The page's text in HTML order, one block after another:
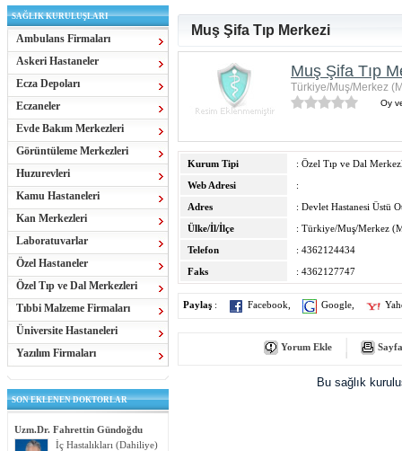
SAĞLIK KURULUŞLARI
Ambulans Firmaları
Askeri Hastaneler
Ecza Depoları
Eczaneler
Evde Bakım Merkezleri
Görüntüleme Merkezleri
Huzurevleri
Kamu Hastaneleri
Kan Merkezleri
Laboratuvarlar
Özel Hastaneler
Özel Tıp ve Dal Merkezleri
Tıbbi Malzeme Firmaları
Üniversite Hastaneleri
Yazılım Firmaları
SON EKLENEN DOKTORLAR
Uzm.Dr. Fahrettin Gündoğdu
İç Hastalıkları (Dahiliye)
Muş Şifa Tıp Merkezi
Muş Şifa Tıp
Türkiye/Muş/Merkez
Oy
Kurum Tipi
: Özel Tıp ve Dal
Web Adresi
:
Adres
: Devlet Hastanesi Üstü
Ülke/İl/İlçe
: Türkiye/Muş/Merkez
Telefon
: 4362124434
Faks
: 4362127747
Paylaş : Facebook Google
Yorum Ekle
Bu sağlık